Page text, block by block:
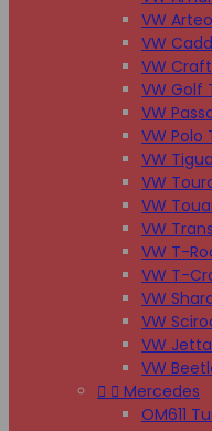
VW
VW
VW
VW Golf
VW
VW Polo
VW
VW
VW
VW
VW T-
VW T-
VW
VW
VW
VW
  Mercedes
OM611